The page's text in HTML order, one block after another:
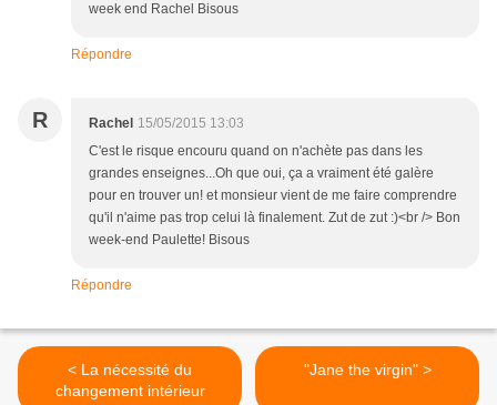
week end Rachel Bisous
Répondre
R Rachel 15/05/2015 13:03
C'est le risque encouru quand on n'achète pas dans les
grandes enseignes...Oh que oui, ça a vraiment été galère
pour en trouver un! et monsieur vient de me faire comprendre
qu'il n'aime pas trop celui là finalement. Zut de zut :)<br /> Bon
week-end Paulette! Bisous
Répondre
< La nécessité du
changement intérieur
"Jane the virgin" >